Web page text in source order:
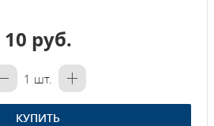
10 руб.
1 шт.
КУПИТЬ